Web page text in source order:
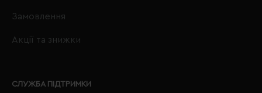
Замовлення
Акції та знижки
СЛУЖБА ПІДТРИМКИ